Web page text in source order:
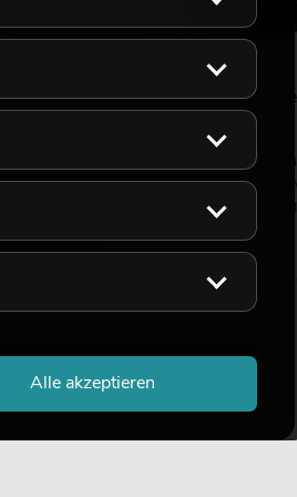
Outdoor Moving-Heads:
Outdoor Moving-Heads sind
Einsatz im Freien. Sie werden bei
Air-Konzerten,
Jetzt lesen
Alle akzeptieren